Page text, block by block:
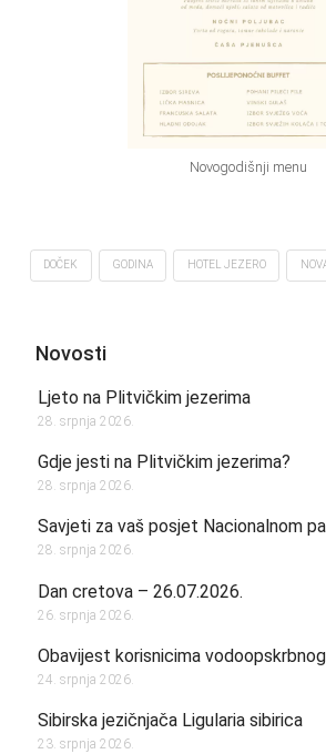
Novogodišnji menu
DOČEK GODINA HOTEL JEZERO
Novosti
Ljeto na Plitvičkim jezerima
28. srpnja 2026.
Gdje jesti na Plitvičkim jezerima?
28. srpnja 2026.
Savjeti za vaš posjet Nacionalnom
28. srpnja 2026.
Dan cretova – 26.07.2026.
26. srpnja 2026.
Obavijest korisnicima
24. srpnja 2026.
Sibirska jezičnjača Ligularia sibirica
23. srpnja 2026.